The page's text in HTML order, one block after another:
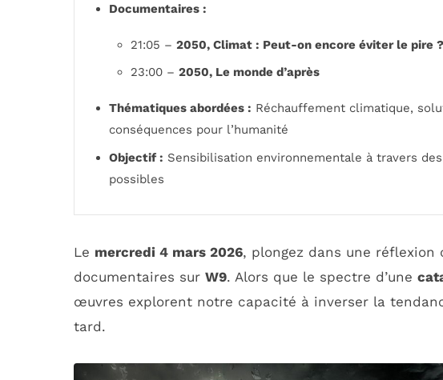
Documentaires :
21:05 – 2050, Climat : Peut-on encore éviter le pire ?
23:00 – 2050, Le monde d’après
Thématiques abordées : Réchauffement climatique,
conséquences pour l’humanité
Objectif : Sensibilisation environnementale à travers
possibles
Le mercredi 4 mars 2026, plongez dans une
documentaires sur W9. Alors que le spectre d’une
œuvres explorent notre capacité à inverser la
tard.